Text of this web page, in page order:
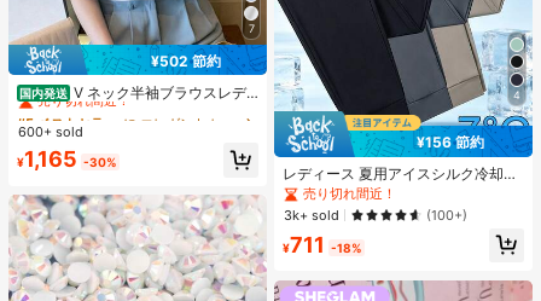
7
¥502 節約
国内発送 V ネック半袖ブラウスレデ
ィース 前タックロールスリーブパー
ルボタンドレープゆったり肉隠しオ
フィス万能シフォントップス
#5 ベストセラー
に エレガント レディーストップス
売り切れ間近！
#5 ベストセラー
売り切れ間近！
#5 ベストセラー
売り切れ間近！
#5 ベストセラー
に エレガント レディーストップス
600+ sold
¥1,165 -30%
4
¥156 節約
レディース 夏用アイスシルク冷却ジ
ョガーパンツ、速乾軽量スポーツパ
ンツ、ジッパーポケットとウエスト
バンド付き、フィットネスとランニ
ングに適したアスレジャー
売り切れ間近！
3k+ sold
(100+)
¥711 -18%